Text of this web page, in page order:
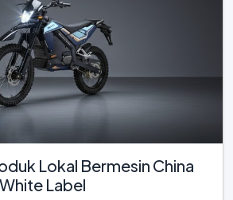
Lokal Bermesin China
Label